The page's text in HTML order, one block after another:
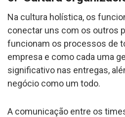
Na cultura holística, os
conectar uns com os outros
funcionam os processos de
empresa e como cada uma
significativo nas entregas,
negócio como um todo.
A comunicação entre os